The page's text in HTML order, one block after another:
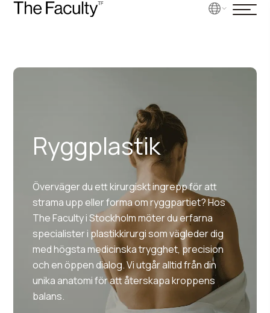
Ryggplastik
Överväger du ett kirurgiskt ingrepp för att
strama upp eller forma om ryggpartiet? Hos
The Faculty i Stockholm möter du erfarna
specialister i plastikkirurgi som vägleder dig
med högsta medicinska trygghet, precision
och en öppen dialog. Vi utgår alltid från din
unika anatomi för att återskapa kroppens
balans.